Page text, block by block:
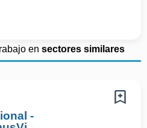
en sectores similares
-